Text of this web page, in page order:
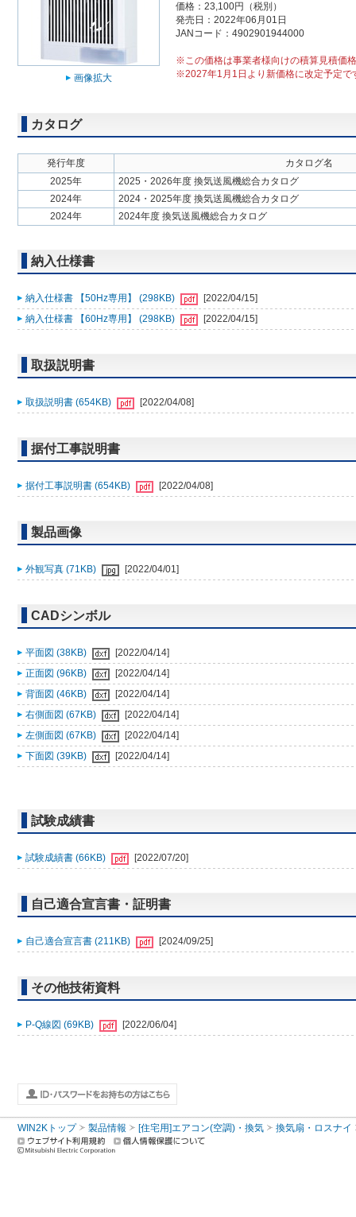
画像拡大
価格：23,100円（税別）
発売日：2022年06月01日
JANコード：4902901944000
※この価格は事業者様向けの積算見積価
※2027年1月1日より新価格に改定予定で
カタログ
発行年度
カタログ名
2025年
2025・2026年度 換気送風機総合カタログ
2024年
2024・2025年度 換気送風機総合カタログ
2024年
2024年度 換気送風機総合カタログ
納入仕様書
納入仕様書 【50Hz専用】 (298KB)
[2022/04/15]
納入仕様書 【60Hz専用】 (298KB)
[2022/04/15]
取扱説明書
取扱説明書 (654KB) [2022/04/08]
据付工事説明書
据付工事説明書 (654KB) [2022/04/08]
製品画像
外観写真 (71KB) [2022/04/01]
CADシンボル
平面図 (38KB)
[2022/04/14]
正面図 (96KB)
[2022/04/14]
背面図 (46KB)
[2022/04/14]
右側面図 (67KB)
[2022/04/14]
左側面図 (67KB)
[2022/04/14]
下面図 (39KB)
[2022/04/14]
試験成績書
試験成績書 (66KB) [2022/07/20]
自己適合宣言書・証明書
自己適合宣言書 (211KB) [2024/09/25]
その他技術資料
P-Q線図 (69KB) [2022/06/04]
WIN2Kトップ 製品情報 [住宅用]エアコン(空調)・換気 換気扇・ロスナイ